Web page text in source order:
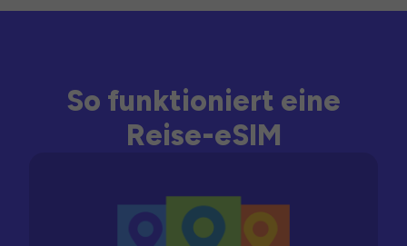
So funktioniert eine
Reise-eSIM